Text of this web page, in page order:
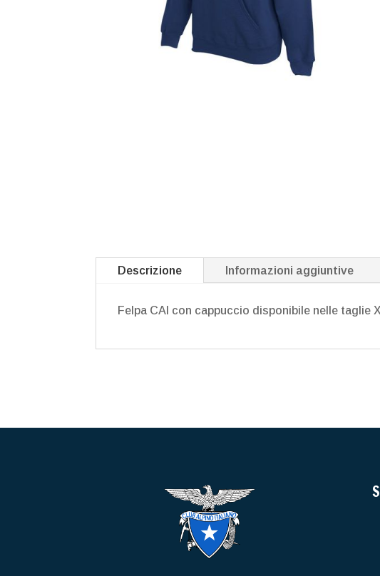
Descrizione Informazioni aggiuntive
Felpa CAI con cappuccio disponibile nelle taglie